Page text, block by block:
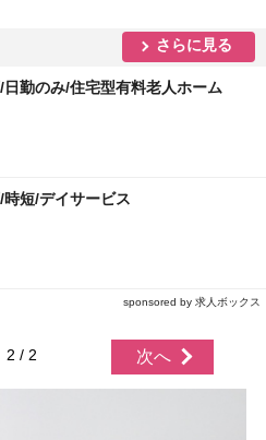
さらに見る
日勤のみ/住宅型有料老人ホーム
時短/デイサービス
sponsored by 求人ボックス
2 / 2 次へ